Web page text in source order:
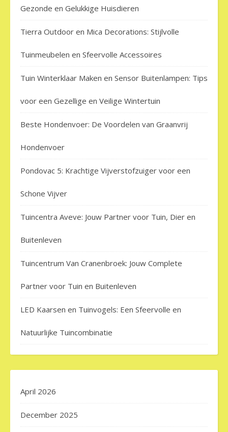
Gezonde en Gelukkige Huisdieren
Tierra Outdoor en Mica Decorations: Stijlvolle
Tuinmeubelen en Sfeervolle Accessoires
Tuin Winterklaar Maken en Sensor Buitenlampen: Tips
voor een Gezellige en Veilige Wintertuin
Beste Hondenvoer: De Voordelen van Graanvrij
Hondenvoer
Pondovac 5: Krachtige Vijverstofzuiger voor een
Schone Vijver
Tuincentra Aveve: Jouw Partner voor Tuin, Dier en
Buitenleven
Tuincentrum Van Cranenbroek: Jouw Complete
Partner voor Tuin en Buitenleven
LED Kaarsen en Tuinvogels: Een Sfeervolle en
Natuurlijke Tuincombinatie
April 2026
December 2025